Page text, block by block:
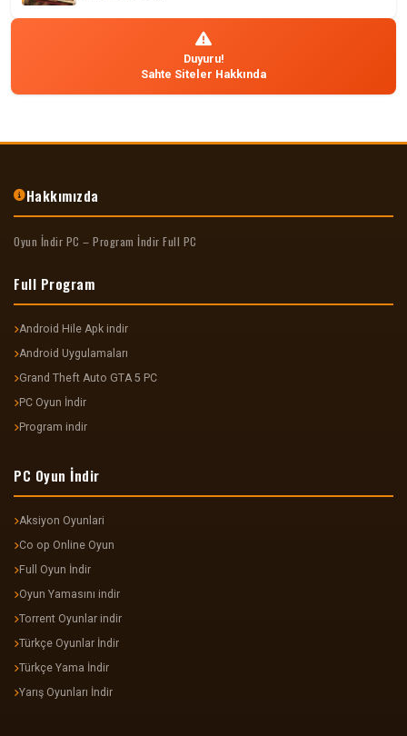
Duyuru!
Sahte Siteler Hakkında
Hakkımızda
Oyun İndir PC – Program İndir Full PC
Full Program
Android Hile Apk indir
Android Uygulamaları
Grand Theft Auto GTA 5 PC
PC Oyun İndir
Program indir
PC Oyun İndir
Aksiyon Oyunlari
Co op Online Oyun
Full Oyun İndir
Oyun Yamasını indir
Torrent Oyunlar indir
Türkçe Oyunlar İndir
Türkçe Yama İndir
Yarış Oyunları İndir